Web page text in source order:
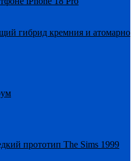
гибрид кремния и атомарно
прототип The Sims 1999